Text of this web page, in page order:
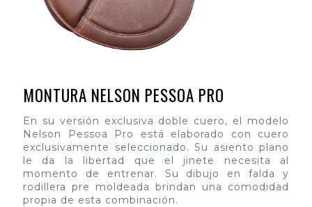
MONTURA NELSON PESSOA PRO
En su versión exclusiva doble cuero, el modelo
Nelson Pessoa Pro está elaborado con cuero
exclusivamente seleccionado. Su asiento plano
le da la libertad que el jinete necesita al
momento de entrenar. Su dibujo en falda y
rodillera pre moldeada brindan una comodidad
propia de esta combinación.